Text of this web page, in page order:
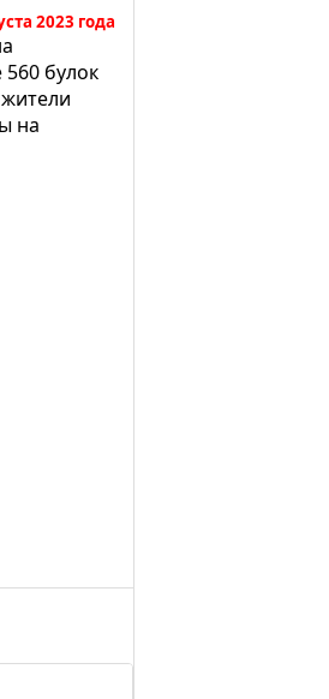
2023 года
булок
на